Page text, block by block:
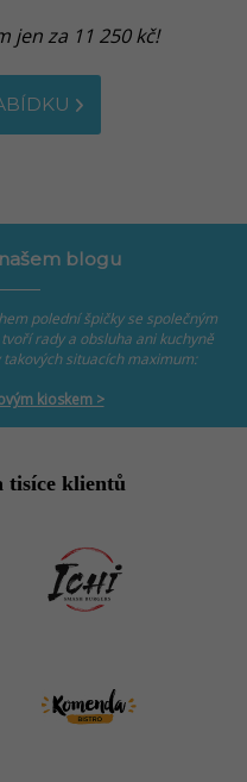
jen za 11 250 kč!
blogu
polední špičky se společným
rady a obsluha ani kuchyně
situacích maximum:
kioskem >
tisíce klientů